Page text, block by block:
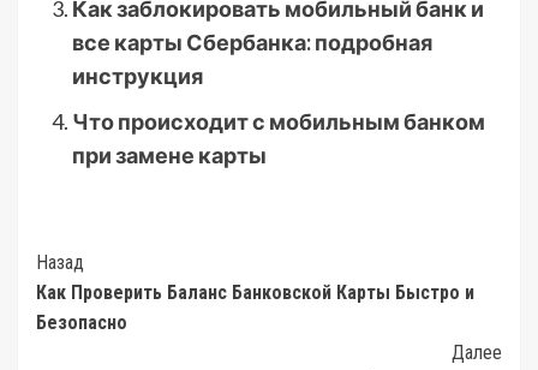
Как заблокировать мобильный банк и
все карты Сбербанка: подробная
инструкция
Что происходит с мобильным банком
при замене карты
Post
Navigation
Назад
Как Проверить Баланс Банковской Карты Быстро и
Безопасно
Далее